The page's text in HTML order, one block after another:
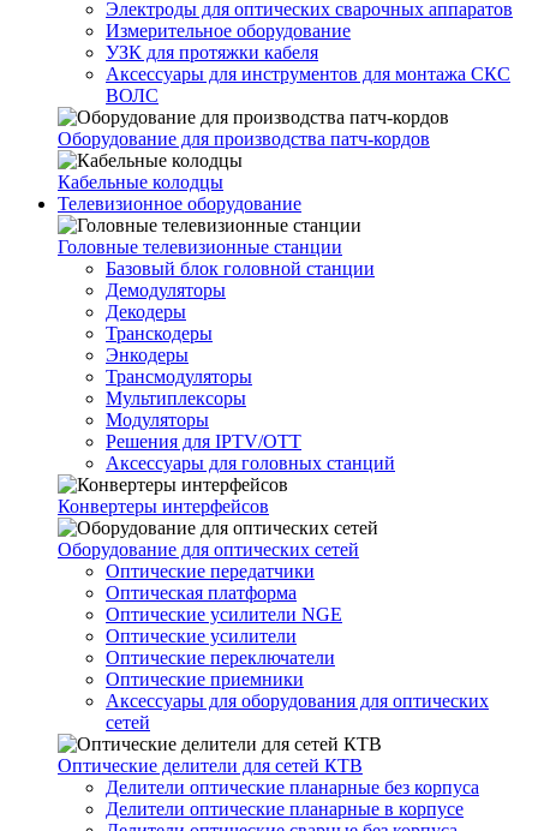
Электроды для оптических сварочных аппаратов
Измерительное оборудование
УЗК для протяжки кабеля
Аксессуары для инструментов для монтажа СКС
ВОЛС
Оборудование для производства патч-кордов
Кабельные колодцы
Телевизионное оборудование
Головные телевизионные станции
Базовый блок головной станции
Демодуляторы
Декодеры
Транскодеры
Энкодеры
Трансмодуляторы
Мультиплексоры
Модуляторы
Решения для IPTV/OTT
Аксессуары для головных станций
Конвертеры интерфейсов
Оборудование для оптических сетей
Оптические передатчики
Оптическая платформа
Оптические усилители NGE
Оптические усилители
Оптические переключатели
Оптические приемники
Аксессуары для оборудования для оптических
сетей
Оптические делители для сетей КТВ
Делители оптические планарные без корпуса
Делители оптические планарные в корпусе